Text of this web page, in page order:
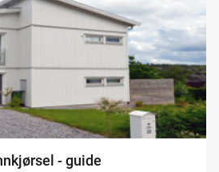
- guide